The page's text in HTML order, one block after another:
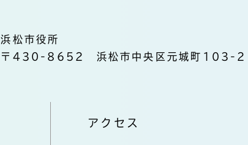
浜松市役所
〒430-8652 浜松市中央区元城町103-2
アクセス